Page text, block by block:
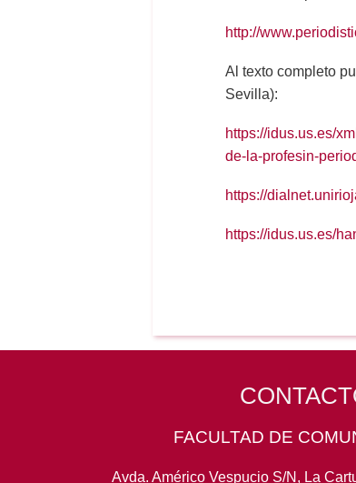
http://
Al texto completo
Sevilla):
https://idus.us.es/
de-la-profesin-
https://
https://idus.us.es/
FACULTAD DE
Avda. Américo Vespucio S/N, La